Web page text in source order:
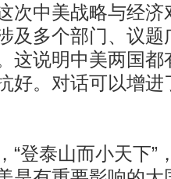
中美战略与经济
及多个部门、议题
这说明中美两国都
好。对话可以增进
泰山而小天下”